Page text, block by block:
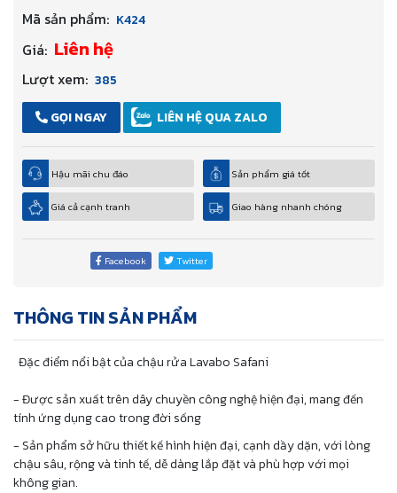
Mã sản phẩm: K424
Giá: Liên hệ
Lượt xem: 385
GỌI NGAY
LIÊN HỆ QUA ZALO
Hậu mãi chu đáo Sản phẩm giá tốt
Giá cả cạnh tranh Giao hàng nhanh chóng
Facebook Twitter
THÔNG TIN SẢN PHẨM
Đặc điểm nổi bật của chậu rửa Lavabo Safani
- Được sản xuất trên dây chuyền công nghệ hiện đại, mang đến
tính ứng dụng cao trong đời sống
- Sản phẩm sở hữu thiết kế hình hiện đại, cạnh dầy dặn, với lòng
chậu sâu, rộng và tinh tế, dễ dàng lắp đặt và phù hợp với mọi
không gian.